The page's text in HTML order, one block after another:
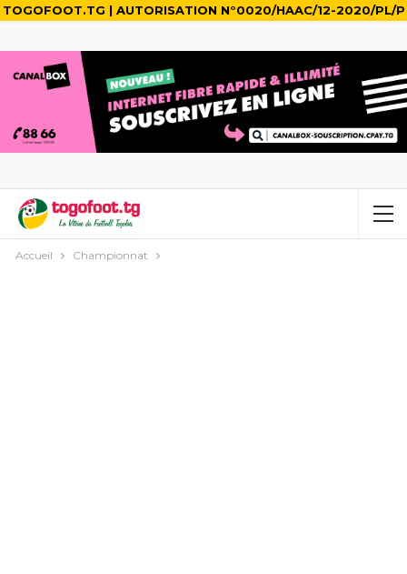
TOGOFOOT.TG | AUTORISATION N°0020/HAAC/12-2020/PL/P
Accueil Championnat